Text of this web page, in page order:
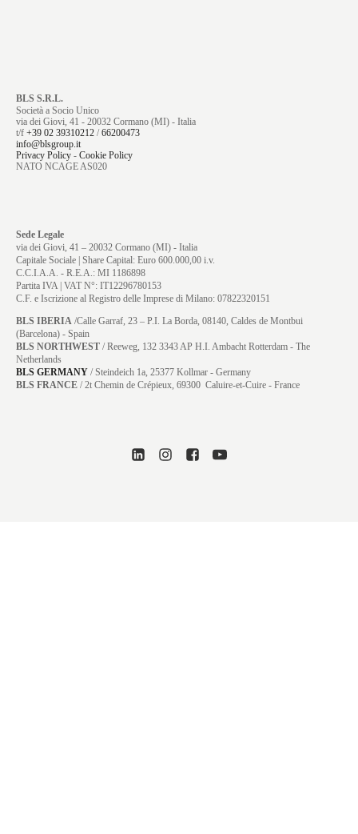
BLS S.R.L.
Società a Socio Unico
via dei Giovi, 41 - 20032 Cormano (MI) - Italia
t/f +39 02 39310212 /66200473
info@blsgroup.it
Privacy Policy - Cookie Policy
NATO NCAGE AS020
Sede Legale
via dei Giovi, 41 – 20032 Cormano (MI) - Italia
Capitale Sociale | Share Capital: Euro 600.000,00 i.v.
C.C.I.A.A. - R.E.A.: MI 1186898
Partita IVA | VAT N°: IT12296780153
C.F. e Iscrizione al Registro delle Imprese di Milano: 07822320151
BLS IBERIA /Calle Garraf, 23 – P.I. La Borda, 08140, Caldes de Montbui
(Barcelona) - Spain
BLS NORTHWEST / Reeweg, 132 3343 AP H.I. Ambacht Rotterdam - The
Netherlands
BLS GERMANY /Steindeich 1a, 25377 Kollmar - Germany
BLS FRANCE / 2t Chemin de Crépieux, 69300 Caluire-et-Cuire - France